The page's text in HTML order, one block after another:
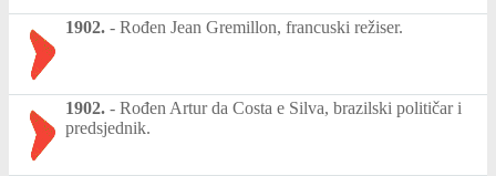
1902. - Rođen Jean Gremillon, francuski režiser.
1902. - Rođen Artur da Costa e Silva, brazilski političar i
predsjednik.